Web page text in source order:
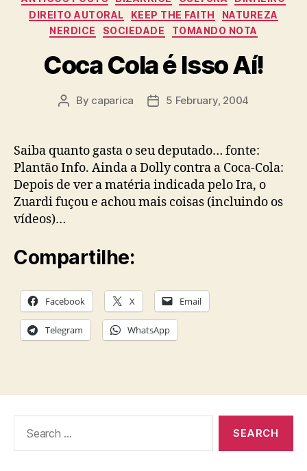
DIREITO AUTORAL
KEEP THE FAITH
NATUREZA
NERDICE
SOCIEDADE TOMANDO NOTA
Coca Cola é Isso Aí!
Post
By caparica
Post5 February, 2004
Saiba quanto gasta o seu deputado… fonte:
Plantão Info. Ainda a Dolly contra a Coca-Cola:
Depois de ver a matéria indicada pelo Ira, o
Zuardi fuçou e achou mais coisas (incluindo os
vídeos)…
Compartilhe:
Facebook X Email
Telegram WhatsApp